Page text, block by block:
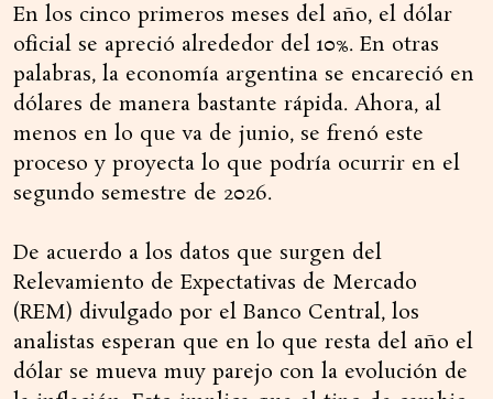
En los cinco primeros meses del año, el dólar
oficial se apreció alrededor del 10%. En otras
palabras, la economía argentina se encareció en
dólares de manera bastante rápida. Ahora, al
menos en lo que va de junio, se frenó este
proceso y proyecta lo que podría ocurrir en el
segundo semestre de 2026.
De acuerdo a los datos que surgen del
Relevamiento de Expectativas de Mercado
(REM) divulgado por el Banco Central, los
analistas esperan que en lo que resta del año el
dólar se mueva muy parejo con la evolución de